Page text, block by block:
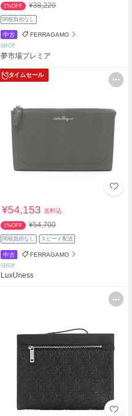
1%OFF ¥38,220
関税負担なし
中古 FERRAGAMO
SHOP
夢市場プレミア
タイムセール
¥54,153送料込
1%OFF ¥54,700
関税負担なし スピード配送
中古 FERRAGAMO
SHOP
LuxUness